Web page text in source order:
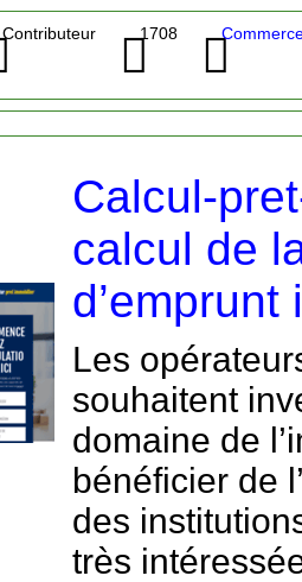
Contributeur 1708
Calcul-
calcul de
Les
souhaitent
domaine de
bénéficier de
des
très